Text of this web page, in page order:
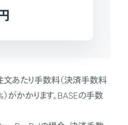
文あたり手数料（決済手数料
がかかります。BASEの手数